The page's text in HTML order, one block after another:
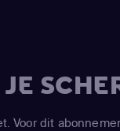
Voor dit